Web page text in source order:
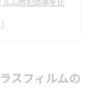
定ポイントとは
スフィルムの